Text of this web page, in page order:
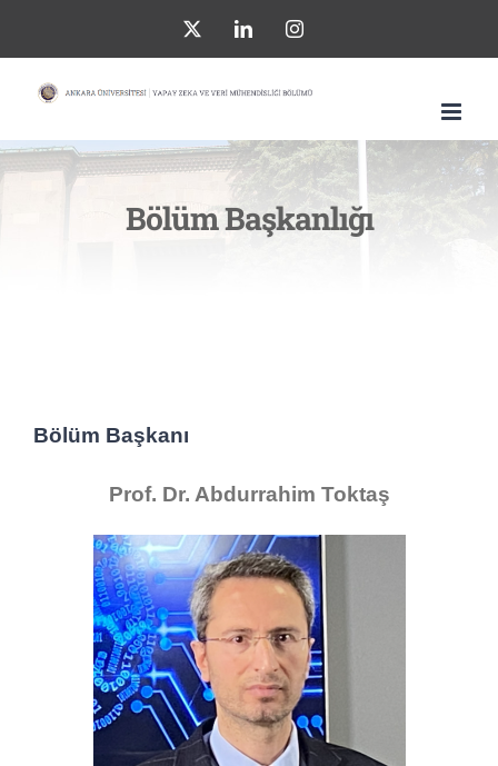
to
content
LinkedInInstagram
Bölüm Başkanlığı
Bölüm Başkanı
Prof. Dr. Abdurrahim Toktaş